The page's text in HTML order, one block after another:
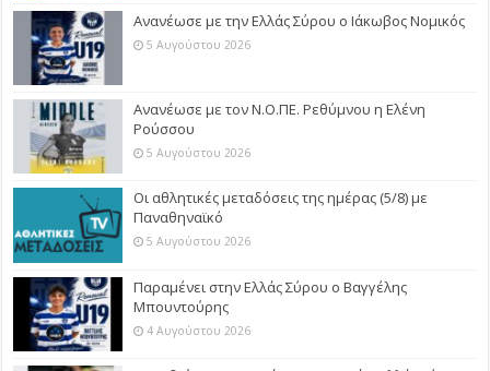
Ανανέωσε με την Ελλάς Σύρου ο Ιάκωβος Νομικός
5 Αυγούστου 2026
Ανανέωσε με τον Ν.Ο.ΠΕ. Ρεθύμνου η Ελένη
Ρούσσου
5 Αυγούστου 2026
Οι αθλητικές μεταδόσεις της ημέρας (5/8) με
Παναθηναϊκό
5 Αυγούστου 2026
Παραμένει στην Ελλάς Σύρου ο Βαγγέλης
Μπουντούρης
4 Αυγούστου 2026